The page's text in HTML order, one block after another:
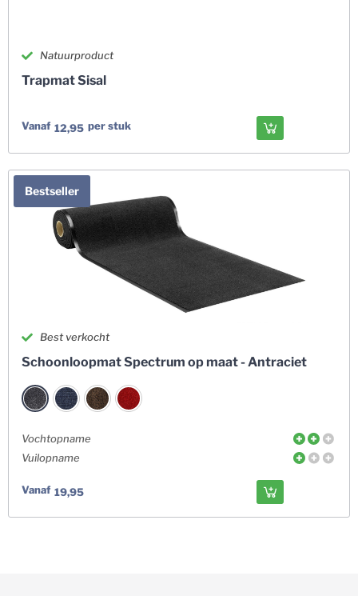
Natuurproduct
Trapmat Sisal
Vanaf 12,95 per stuk
Bestseller
Best verkocht
Schoonloopmat Spectrum op maat - Antraciet
Vochtopname
Vuilopname
Vanaf 19,95